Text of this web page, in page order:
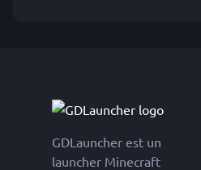
GDLauncher est un
launcher Minecraft